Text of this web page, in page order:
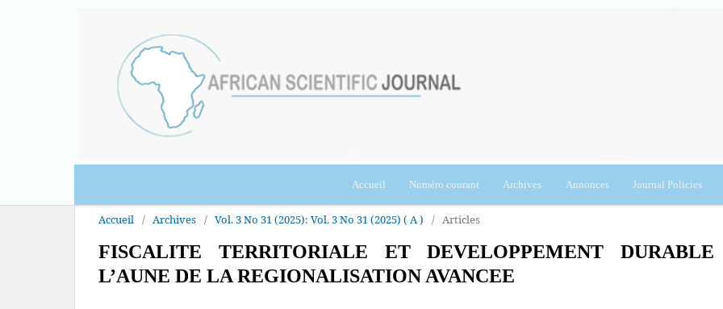
Accueil Numéro courant Archives Annonces Journal Policies
Accueil / Archives / Vol. 3 No 31 (2025): Vol. 3 No 31 (2025) ( A ) / Articles
FISCALITE TERRITORIALE ET DEVELOPPEMENT
L’AUNE DE LA REGIONALISATION AVANCEE